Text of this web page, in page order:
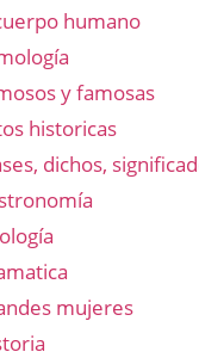
humano
y famosas
historicas
dichos,
mujeres